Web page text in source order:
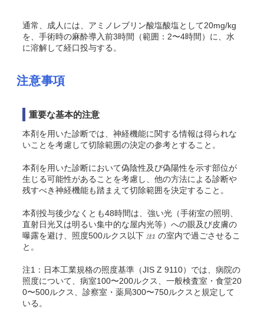
通常、成人には、アミノレブリン酸塩酸塩として20mg/kg
を、手術時の麻酔導入前3時間（範囲：2〜4時間）に、水
に溶解して経口投与する。
注意事項
重要な基本的注意
本剤を用いた診断では、神経機能に関する情報は得られな
いことを考慮して切除範囲の決定の参考とすること。
本剤を用いた診断において偽陰性及び偽陽性を示す部位が
生じる可能性があることを考慮し、他の方法による診断や
残すべき神経機能も踏まえて切除範囲を決定すること。
本剤投与後少なくとも48時間は、強い光（手術室の照明、
直射日光又は明るい集中的な屋内光等）への眼及び皮膚の
曝露を避け、照度500ルクス以下 注1 の室内で過ごさせるこ
と。
注1：日本工業規格の照度基準（JIS Z 9110）では、病院の
照度について、病室100〜200ルクス、一般検査室・食堂20
0〜500ルクス、診察室・薬局300〜750ルクスと規定して
いる。